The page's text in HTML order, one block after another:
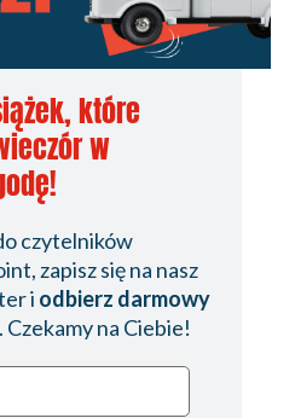
które
w
czytelników
zapisz się na nasz
i odbierz darmowy
. Czekamy na Ciebie!